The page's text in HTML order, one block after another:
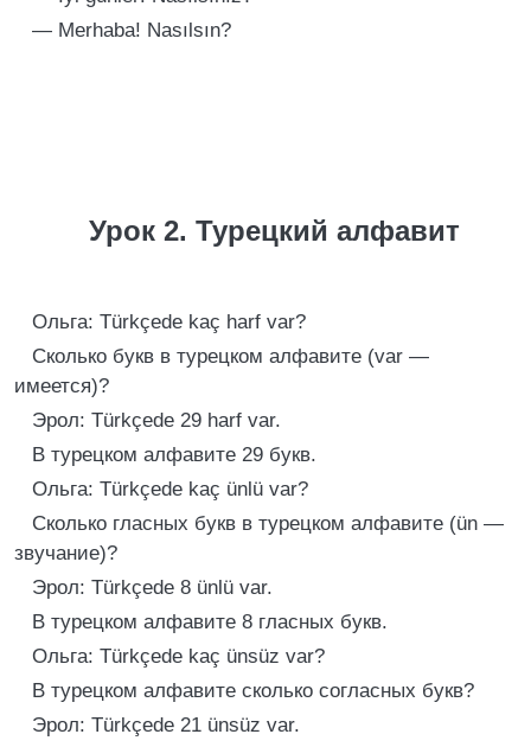
— Merhaba! Nasılsın?
Урок 2. Турецкий алфавит
Ольга: Türkçede kaç harf var?
Сколько букв в турецком алфавите (var —
имеется)?
Эрол: Türkçede 29 harf var.
В турецком алфавите 29 букв.
Ольга: Türkçede kaç ünlü var?
Сколько гласных букв в турецком алфавите (ün —
звучание)?
Эрол: Türkçede 8 ünlü var.
В турецком алфавите 8 гласных букв.
Ольга: Türkçede kaç ünsüz var?
В турецком алфавите сколько согласных букв?
Эрол: Türkçede 21 ünsüz var.